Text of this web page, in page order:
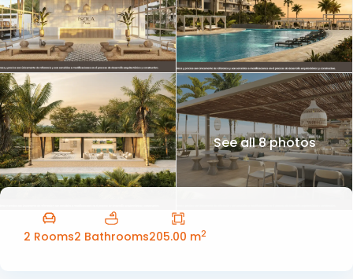
See all 8 photos
2 Rooms2 Bathrooms205.00 m2